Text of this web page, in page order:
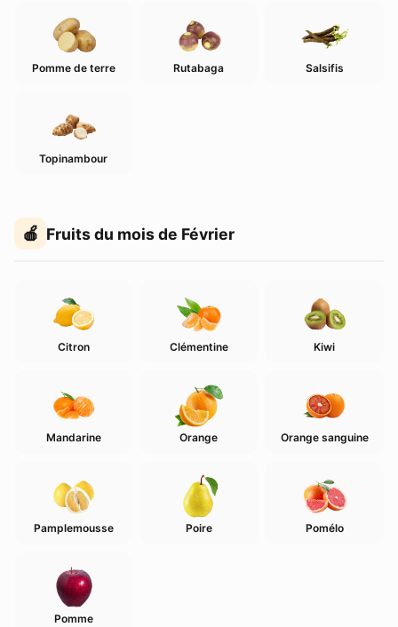
Pomme de terre Rutabaga Salsifis
Topinambour
Fruits du mois de Février
Citron Clémentine Kiwi
Mandarine Orange Orange sanguine
Pamplemousse Poire Pomélo
Pomme